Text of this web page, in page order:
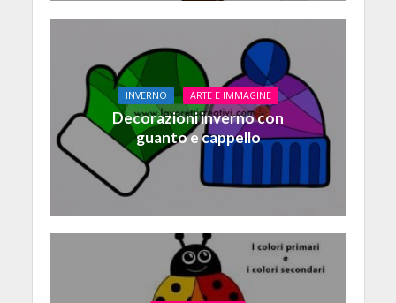
INVERNO ARTE E IMMAGINE
Decorazioni inverno con
guanto e cappello